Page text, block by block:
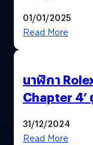
01/01/2025
Read More
นาฬิกา
Chapter
ก่อน
31/12/2024
Read More